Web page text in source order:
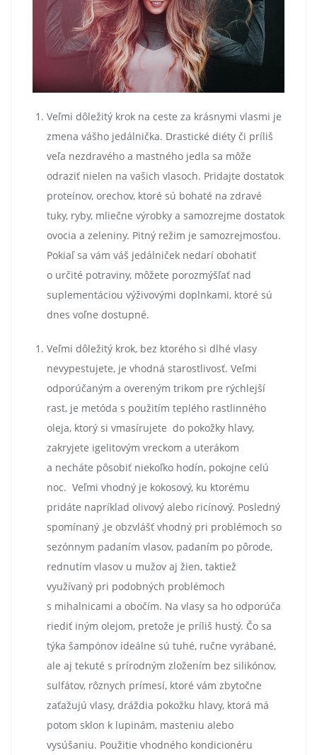
Veľmi dôležitý krok na ceste za krásnymi vlasmi je
zmena vášho jedálnička. Drastické diéty či príliš
veľa nezdravého a mastného jedla sa môže
odraziť nielen na vašich vlasoch. Pridajte dostatok
proteínov, orechov, ktoré sú bohaté na zdravé
tuky, ryby, mliečne výrobky a samozrejme dostatok
ovocia a zeleniny. Pitný režim je samozrejmosťou.
Pokiaľ sa vám váš jedálniček nedarí obohatiť
o určité potraviny, môžete porozmýšľať nad
suplementáciou výživovými doplnkami, ktoré sú
dnes voľne dostupné.
Veľmi dôležitý krok, bez ktorého si dlhé vlasy
nevypestujete, je vhodná starostlivosť. Veľmi
odporúčaným a overeným trikom pre rýchlejší
rast, je metóda s použitím teplého rastlinného
oleja, ktorý si vmasírujete do pokožky hlavy,
zakryjete igelitovým vreckom a uterákom
a necháte pôsobiť niekoľko hodín, pokojne celú
noc. Veľmi vhodný je kokosový, ku ktorému
pridáte napríklad olivový alebo ricínový. Posledný
spomínaný ,je obzvlášť vhodný pri problémoch so
sezónnym padaním vlasov, padaním po pôrode,
rednutím vlasov u mužov aj žien, taktiež
využívaný pri podobných problémoch
s mihalnicami a obočím. Na vlasy sa ho odporúča
riediť iným olejom, pretože je príliš hustý. Čo sa
týka šampónov ideálne sú tuhé, ručne vyrábané,
ale aj tekuté s prírodným zložením bez silikónov,
sulfátov, rôznych prímesí, ktoré vám zbytočne
zaťažujú vlasy, dráždia pokožku hlavy, ktorá má
potom sklon k lupinám, masteniu alebo
vysúšaniu. Použitie vhodného kondicionéru